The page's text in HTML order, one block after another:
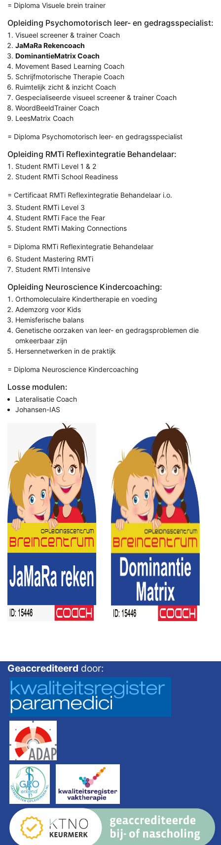
= Diploma Visuele brein trainer
Opleiding Psychomotorisch leer- en gedragsspecialist:
Visueel screener & trainer Coach
JaMaRa Rekencoach
DominantieMatrix Coach
Movement Based Learning Coach
Schrijfmotorische Therapie Coach
Ruimtelijk zicht & inzicht Coach
Gespecialiseerde visueel screener & trainer Coach
WoordBeeldTrainer Coach
LeesMatrix Coach
= Diploma Psychomotorisch leer- en gedragsspecialist
Opleiding RMTi Reflexintegratie Behandelaar:
Student RMTi Level 1 & 2
Student RMTi School Readiness
= Certificaat RMTi Reflexintegratie Behandelaar i.o.
Student RMTi Level 3
Student RMTi Face the Fear
Student RMTi Making Connections
= Diploma RMTi Reflexintegratie Behandelaar
Student Mastering RMTi
Student RMTi Intensive
Opleiding Neuroscience Kindercoaching:
Orthomoleculaire Kindertherapie en voeding
Ademzorg voor Kids
Hemisferische balans
Genetische oorzaken van leer- en gedragsproblemen die
omkeerbaar zijn
Hersennetwerken in de praktijk
= Diploma Neuroscience Kindercoaching
Losse modulen:
Lateralisatie Coach
Johansen-IAS
Geaccrediteerd door: